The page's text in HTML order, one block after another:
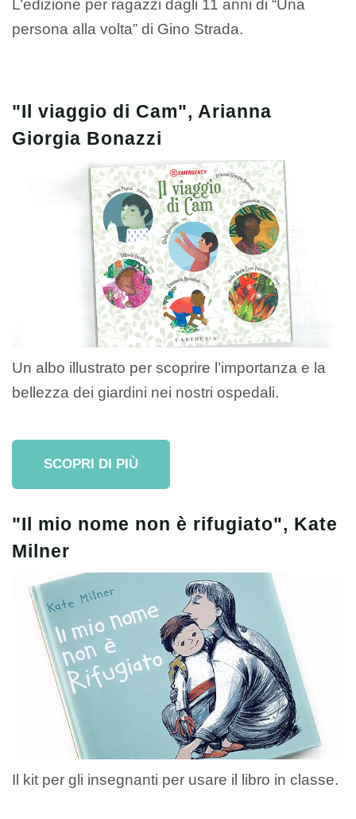
L’edizione per ragazzi dagli 11 anni di “Una
persona alla volta” di Gino Strada.
"Il viaggio di Cam", Arianna
Giorgia Bonazzi
Un albo illustrato per scoprire l’importanza e la
bellezza dei giardini nei nostri ospedali.
SCOPRI DI PIÙ
"Il mio nome non è rifugiato", Kate
Milner
Il kit per gli insegnanti per usare il libro in classe.